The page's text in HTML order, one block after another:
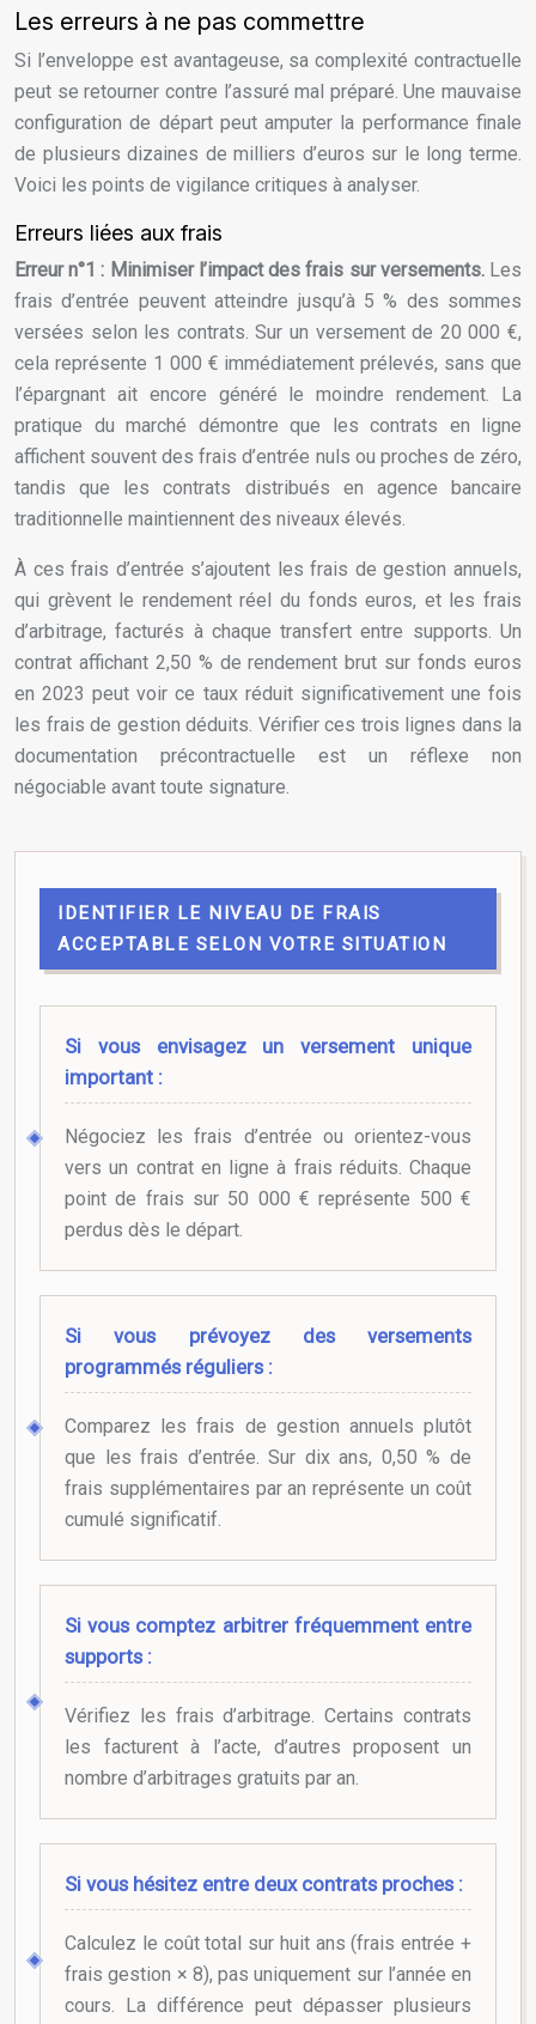
Les erreurs à ne pas commettre
Si l’enveloppe est avantageuse, sa complexité contractuelle
peut se retourner contre l’assuré mal préparé. Une mauvaise
configuration de départ peut amputer la performance finale
de plusieurs dizaines de milliers d’euros sur le long terme.
Voici les points de vigilance critiques à analyser.
Erreurs liées aux frais
Erreur n°1 : Minimiser l’impact des frais sur versements.Les
frais d’entrée peuvent atteindre jusqu’à 5 % des sommes
versées selon les contrats. Sur un versement de 20 000 €,
cela représente 1 000 € immédiatement prélevés, sans que
l’épargnant ait encore généré le moindre rendement. La
pratique du marché démontre que les contrats en ligne
affichent souvent des frais d’entrée nuls ou proches de zéro,
tandis que les contrats distribués en agence bancaire
traditionnelle maintiennent des niveaux élevés.
À ces frais d’entrée s’ajoutent les frais de gestion annuels,
qui grèvent le rendement réel du fonds euros, et les frais
d’arbitrage, facturés à chaque transfert entre supports. Un
contrat affichant 2,50 % de rendement brut sur fonds euros
en 2023 peut voir ce taux réduit significativement une fois
les frais de gestion déduits. Vérifier ces trois lignes dans la
documentation précontractuelle est un réflexe non
négociable avant toute signature.
IDENTIFIER LE NIVEAU DE FRAIS
ACCEPTABLE SELON VOTRE SITUATION
Si vous envisagez un versement unique
important :
Négociez les frais d’entrée ou orientez-vous
vers un contrat en ligne à frais réduits. Chaque
point de frais sur 50 000 € représente 500 €
perdus dès le départ.
Si vous prévoyez des versements
programmés réguliers :
Comparez les frais de gestion annuels plutôt
que les frais d’entrée. Sur dix ans, 0,50 % de
frais supplémentaires par an représente un coût
cumulé significatif.
Si vous comptez arbitrer fréquemment entre
supports :
Vérifiez les frais d’arbitrage. Certains contrats
les facturent à l’acte, d’autres proposent un
nombre d’arbitrages gratuits par an.
Si vous hésitez entre deux contrats proches :
Calculez le coût total sur huit ans (frais entrée +
frais gestion × 8), pas uniquement sur l’année en
cours. La différence peut dépasser plusieurs